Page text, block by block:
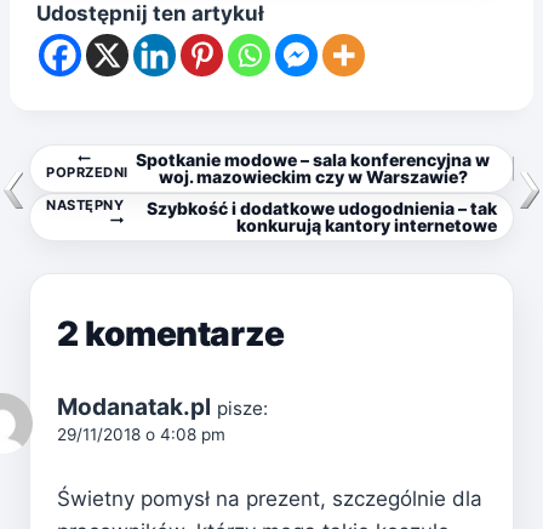
Udostępnij ten artykuł
Nawigacja
wpisu
POPRZEDNI
Spotkanie modowe – sala konferencyjna w
woj. mazowieckim czy w Warszawie?
NASTĘPNY
Szybkość i dodatkowe udogodnienia – tak
konkurują kantory internetowe
2 komentarze
Modanatak.pl pisze:
29/11/2018 o 4:08 pm
Świetny pomysł na prezent, szczególnie dla